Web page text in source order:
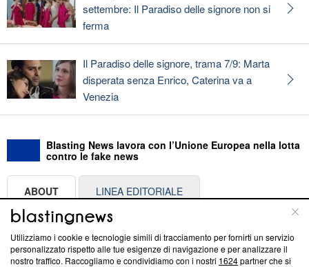
settembre: Il Paradiso delle signore non si
ferma
Il Paradiso delle signore, trama 7/9: Marta
disperata senza Enrico, Caterina va a
Venezia
Blasting News lavora con l’Unione Europea nella lotta
contro le fake news
ABOUT LINEA EDITORIALE
Questa sezione offre informazioni trasparenti su Blasting
News, sui nostri processi editoriali e su come ci impegniamo a
creare news di qualità. Inoltre, afferma la nostra aderenza a
Utilizziamo i cookie e tecnologie simili di tracciamento per fornirti un servizio
personalizzato rispetto alle tue esigenze di navigazione e per analizzare il
nostro traffico. Raccogliamo e condividiamo con i nostri 1624partner che si